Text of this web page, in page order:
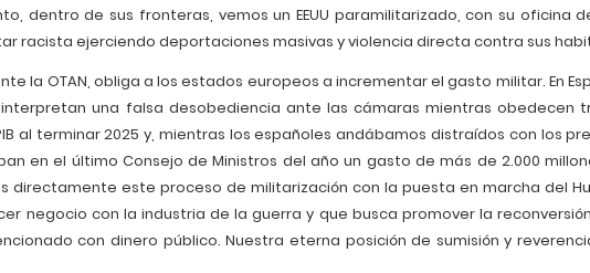
dentro de sus fronteras, vemos un EEUU paramilitarizado, con su oficina
racista ejerciendo deportaciones masivas y violencia directa contra sus
la OTAN, obliga a los estados europeos a incrementar el gasto militar. En
una falsa desobediencia ante las cámaras mientras obedecen
al terminar 2025 y, mientras los españoles andábamos distraídos con los
en el último Consejo de Ministros del año un gasto de más de 2.000
directamente este proceso de militarización con la puesta en marcha del
negocio con la industria de la guerra y que busca promover la
con dinero público. Nuestra eterna posición de sumisión y